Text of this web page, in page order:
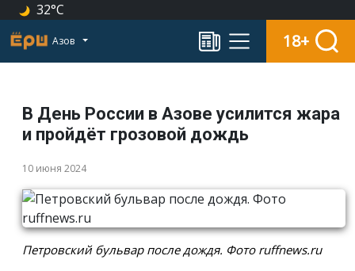
32°C
Азов 18+
В День России в Азове усилится жара
и пройдёт грозовой дождь
10 июня 2024
Петровский бульвар после дождя. Фото ruffnews.ru